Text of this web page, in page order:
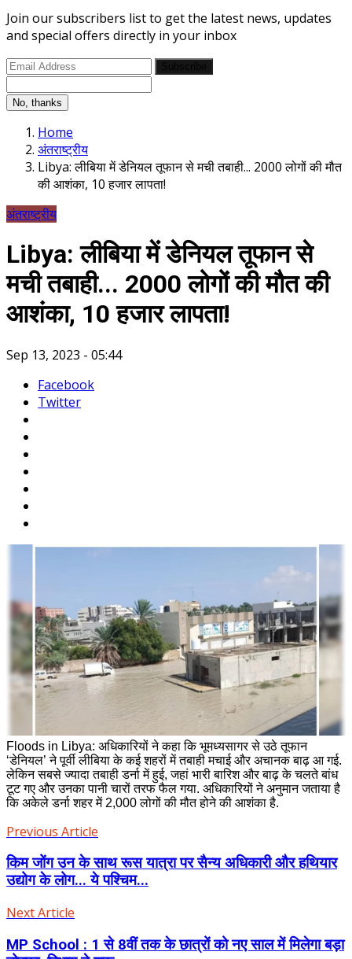
Join our subscribers list to get the latest news, updates
and special offers directly in your inbox
No, thanks
Home
अंतराष्ट्रीय
Libya: लीबिया में डेनियल तूफान से मची तबाही... 2000 लोगों की मौत
की आशंका, 10 हजार लापता!
अंतराष्ट्रीय
Libya: लीबिया में डेनियल तूफान से
मची तबाही... 2000 लोगों की मौत की
आशंका, 10 हजार लापता!
Sep 13, 2023 - 05:44
Facebook
Twitter
Floods in Libya: अधिकारियों ने कहा कि भूमध्यसागर से उठे तूफान
‘डेनियल’ ने पूर्वी लीबिया के कई शहरों में तबाही मचाई और अचानक बाढ़ आ गई.
लेकिन सबसे ज्यादा तबाही डर्ना में हुई, जहां भारी बारिश और बाढ़ के चलते बांध
टूट गए और उनका पानी चारों तरफ फैल गया. अधिकारियों ने अनुमान जताया है
कि अकेले डर्ना शहर में 2,000 लोगों की मौत होने की आशंका है.
Previous Article
किम जोंग उन के साथ रूस यात्रा पर सैन्य अधिकारी और हथियार
उद्योग के लोग... ये पश्चिम...
Next Article
MP School : 1 से 8वीं तक के छात्रों को नए साल में मिलेगा बड़ा